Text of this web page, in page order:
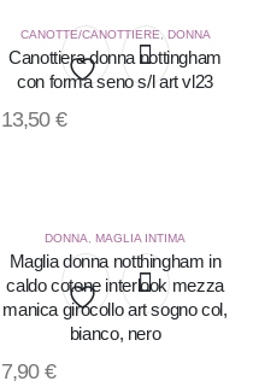
lista
dei
desideri
Aggiungi
dei
desideri
CANOTTE/CANOTTIERE DONNA
Canottiera donna nottingham
con forma seno s/l art vl23
13,50 €
Aggiungi
DONNA MAGLIA INTIMA
Maglia donna notthingham in
caldo cotone interlook mezza
manica girocollo art sogno col,
bianco, nero
7,90 €